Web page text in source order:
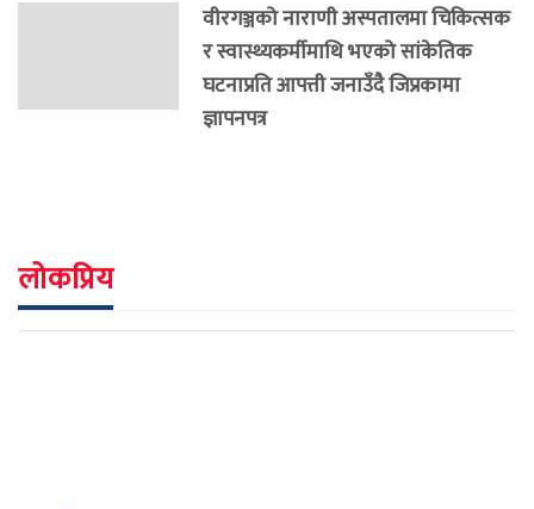
वीरगञ्जको नाराणी अस्पतालमा चिकित्सक
र स्वास्थ्यकर्मीमाथि भएको सांकेतिक
घटनाप्रति आपत्ती जनाउँदै जिप्रकामा
ज्ञापनपत्र
लोकप्रिय